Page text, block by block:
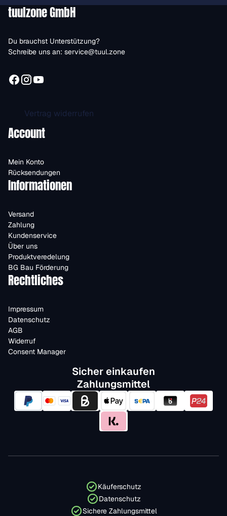
tuulzone GmbH
Du brauchst Unterstützung?
Schreibe uns an: service@tuul.zone
Vertrag widerrufen
Account
Mein Konto
Rücksendungen
Informationen
Versand
Zahlung
Kundenservice
Über uns
Produktveredelung
BG Bau Förderung
Rechtliches
Impressum
Datenschutz
AGB
Widerruf
Consent Manager
Sicher einkaufen
Zahlungsmittel
Käuferschutz
Datenschutz
Sichere Zahlungsmittel